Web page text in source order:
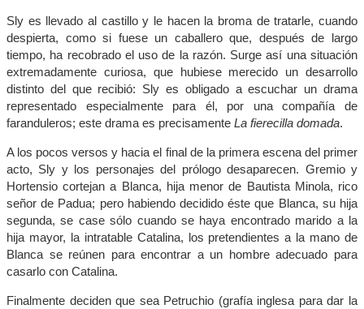
Sly es llevado al castillo y le hacen la broma de tratarle, cuando
despierta, como si fuese un caballero que, después de largo
tiempo, ha recobrado el uso de la razón. Surge así una situación
extremadamente curiosa, que hubiese merecido un desarrollo
distinto del que recibió: Sly es obligado a escuchar un drama
representado especialmente para él, por una compañía de
faranduleros; este drama es precisamente La fierecilla domada.
A los pocos versos y hacia el final de la primera escena del primer
acto, Sly y los personajes del prólogo desaparecen. Gremio y
Hortensio cortejan a Blanca, hija menor de Bautista Minola, rico
señor de Padua; pero habiendo decidido éste que Blanca, su hija
segunda, se case sólo cuando se haya encontrado marido a la
hija mayor, la intratable Catalina, los pretendientes a la mano de
Blanca se reúnen para encontrar a un hombre adecuado para
casarlo con Catalina.
Finalmente deciden que sea Petruchio (grafía inglesa para dar la